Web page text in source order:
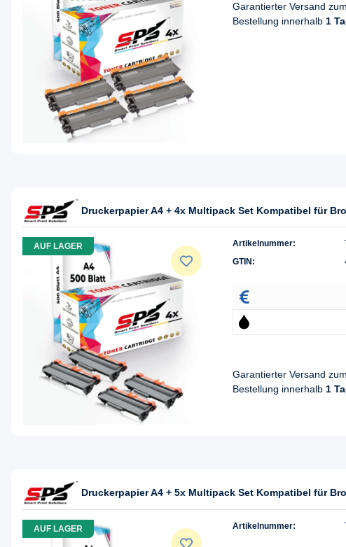
Garantierter Versand zum
Bestellung innerhalb 1
Druckerpapier A4 + 4x Multipack Set Kompatibel für
AUF LAGER Artikelnummer:
GTIN:
Garantierter Versand zum
Bestellung innerhalb 1
Druckerpapier A4 + 5x Multipack Set Kompatibel für
AUF LAGER Artikelnummer: